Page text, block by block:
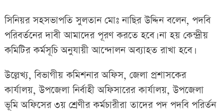
সিনিয়র সহসভাপতি সুলতান মোঃ নাছির উদ্দিন বলেন, পদবি
পরিবর্তনের দাবী আমাদের পূরণ করতে হবে। না হয় কেন্দ্রীয়
কমিটির কর্মসূচি অনুযায়ী আন্দোলন অব্যাহত রাখা হবে।
উল্লেখ্য, বিভাগীয় কমিশনার অফিস, জেলা প্রশাসকের
কার্যালয়, উপজেলা নির্বাহী অফিসারের কার্যালয়, উপজেলা
ভূমি অফিসের ৩য় শ্রেণীর কর্মচারীরা তাদের পদ পদবি পরির্তন